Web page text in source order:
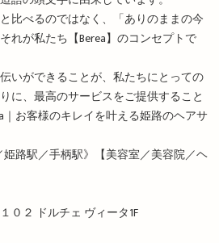
比べるのではなく、「ありのままの今
れが私たち【Berea】のコンセプトで
いができることが、私たちにとっての
に、最高のサービスをご提供すること
｜お客様のキレイを叶える姫路のヘアサ
路駅／手柄駅》【美容室／美容院／ヘ
０２ ドルチェ ヴィータ1F